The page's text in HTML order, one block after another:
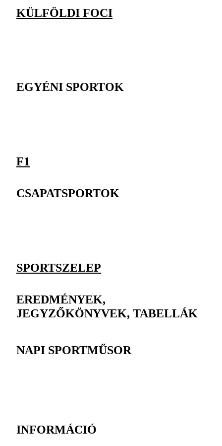
KÜLFÖLDI FOCI
EGYÉNI SPORTOK
F1
CSAPATSPORTOK
SPORTSZELEP
EREDMÉNYEK,
JEGYZŐKÖNYVEK, TABELLÁK
NAPI SPORTMŰSOR
INFORMÁCIÓ